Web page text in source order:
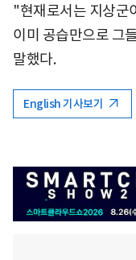
"현재로서는 지상군
이미 공습만으로 그
말했다.
English 기사보기